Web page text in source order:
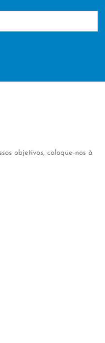
objetivos, coloque-nos à